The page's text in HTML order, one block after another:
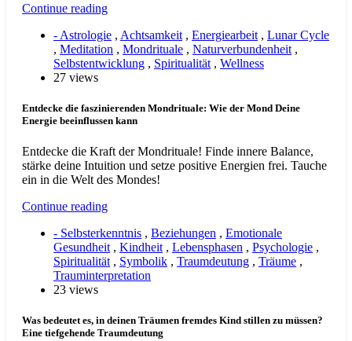
Continue reading
- Astrologie , Achtsamkeit , Energiearbeit , Lunar Cycle
, Meditation , Mondrituale , Naturverbundenheit ,
Selbstentwicklung , Spiritualität , Wellness
27 views
Entdecke die faszinierenden Mondrituale: Wie der Mond Deine
Energie beeinflussen kann
Entdecke die Kraft der Mondrituale! Finde innere Balance,
stärke deine Intuition und setze positive Energien frei. Tauche
ein in die Welt des Mondes!
Continue reading
- Selbsterkenntnis , Beziehungen , Emotionale
Gesundheit , Kindheit , Lebensphasen , Psychologie ,
Spiritualität , Symbolik , Traumdeutung , Träume ,
Trauminterpretation
23 views
Was bedeutet es, in deinen Träumen fremdes Kind stillen zu müssen?
Eine tiefgehende Traumdeutung